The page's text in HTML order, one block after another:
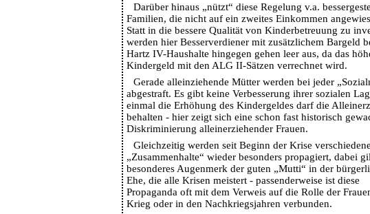
Darüber hinaus „nützt“ diese Regelung v.a.
Familien, die nicht auf ein zweites Einkommen
Statt in die bessere Qualität von Kinderbetreuung zu
werden hier Besserverdiener mit zusätzlichem Bargeld
Hartz IV-Haushalte hingegen gehen leer aus, da das
Kindergeld mit den ALG II-Sätzen verrechnet wird.
Gerade alleinziehende Mütter werden bei jeder
abgestraft. Es gibt keine Verbesserung ihrer sozialen
einmal die Erhöhung des Kindergeldes darf die
behalten - hier zeigt sich eine schon fast historisch
Diskriminierung alleinerziehender Frauen.
Gleichzeitig werden seit Beginn der Krise
„Zusammenhalte“ wieder besonders propagiert, dabei
besonderes Augenmerk der guten „Mutti“ in der
Ehe, die alle Krisen meistert - passenderweise ist diese
Propaganda oft mit dem Verweis auf die Rolle der
Krieg oder in den Nachkriegsjahren verbunden.